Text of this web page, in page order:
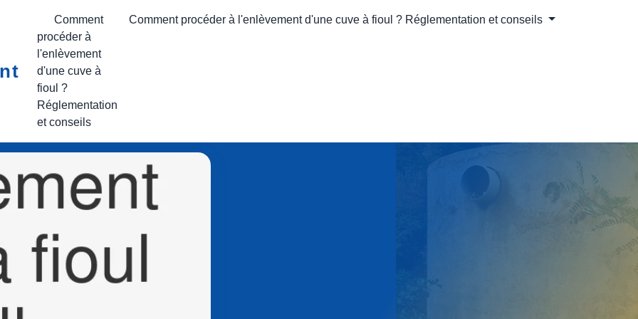
Comment
procéder à
l'enlèvement
d'une cuve à
fioul ?
Réglementation
et conseils
Comment procéder à l'enlèvement d'une cuve à fioul ? Réglementation et conseils
cuve à fioul linselles
à fioul à Linselles
: 5 min